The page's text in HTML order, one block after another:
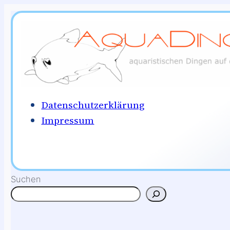
Zum
springen
Datenschutzerklärung
Impressum
Suchen